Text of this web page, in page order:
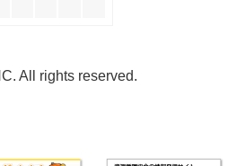
All rights reserved.